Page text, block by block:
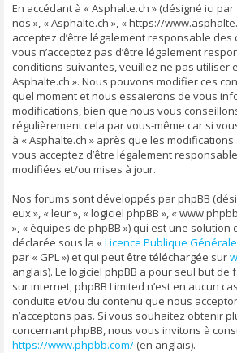
En accédant à « Asphalte.ch » (désigné ici par
nos », « Asphalte.ch », « https://
acceptez d’être légalement responsable des
vous n’acceptez pas d’être légalement
conditions suivantes, veuillez ne pas utiliser
Asphalte.ch ». Nous pouvons modifier ces
quel moment et nous essaierons de vous
modifications, bien que nous vous
régulièrement cela par vous-même car si
à « Asphalte.ch » après que les
vous acceptez d’être légalement
modifiées et/ou mises à jour.
Nos forums sont développés par phpBB
eux », « leur », « logiciel phpBB », «
», « équipes de phpBB ») qui est une
déclarée sous la «Licence Publique
par « GPL ») et qui peut être téléchargée sur
anglais). Le logiciel phpBB a pour seul but de
sur internet, phpBB Limited n’est en aucun
conduite et/ou du contenu que nous
n’acceptons pas. Si vous souhaitez obtenir
concernant phpBB, nous vous invitons à
https://www.phpbb.com/ (en anglais).